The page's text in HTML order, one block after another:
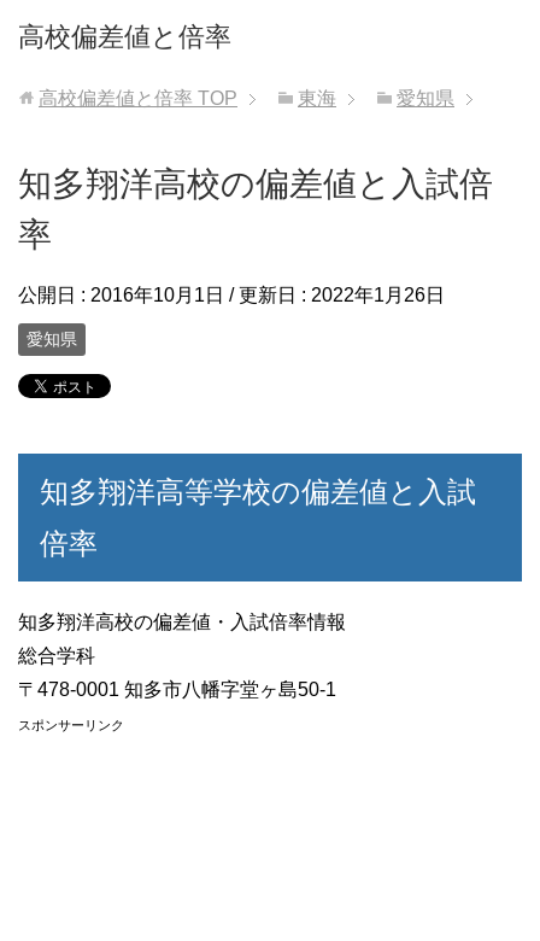
高校偏差値と倍率
高校偏差値と倍率 TOP 東海 愛知県
知多翔洋高校の偏差値と入試倍
率
公開日 : 2016年10月1日 / 更新日 : 2022年1月26日
愛知県
知多翔洋高等学校の偏差値と入試
倍率
知多翔洋高校の偏差値・入試倍率情報
総合学科
〒478-0001 知多市八幡字堂ヶ島50-1
スポンサーリンク